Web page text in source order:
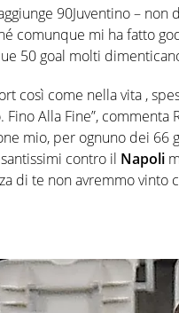
90Juventino –
comunque mi ha fatto
50 goal molti
così come nella vita ,
Fino Alla Fine”,
mio, per ognuno dei 66
contro il Napoli
di te non avremmo vinto